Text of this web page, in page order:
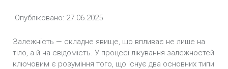
Опубліковано: 27.06.2025
Залежність — складне явище, що впливає не лише на
тіло, а й на свідомість. У процесі лікування залежностей
ключовим є розуміння того, що існує два основних типи